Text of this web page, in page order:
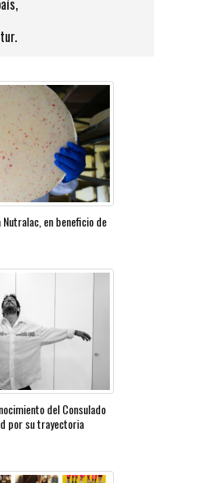
en beneficio de
del Consulado
por su trayectoria